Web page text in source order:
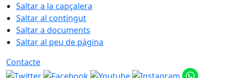
Saltar a la capçalera
Saltar al contingut
Saltar a documents
Saltar al peu de pàgina
Contacte